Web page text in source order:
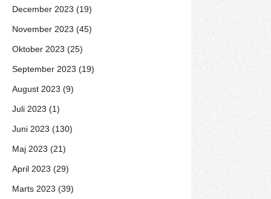
December 2023 (19)
November 2023 (45)
Oktober 2023 (25)
September 2023 (19)
August 2023 (9)
Juli 2023 (1)
Juni 2023 (130)
Maj 2023 (21)
April 2023 (29)
Marts 2023 (39)